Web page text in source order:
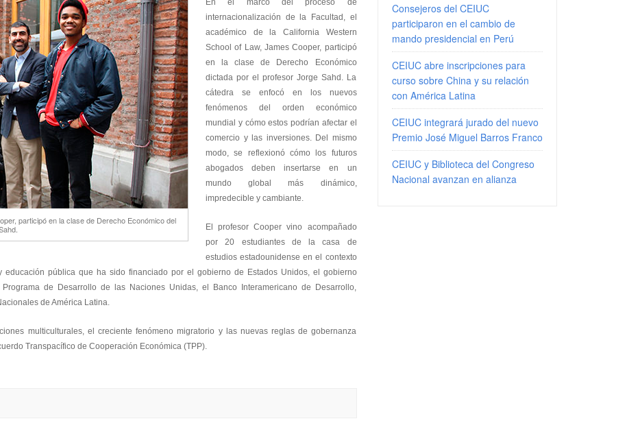
participó en la clase de Derecho Económico del
En el marco del proceso de
internacionalización de la Facultad, el
académico de la California Western
School of Law, James Cooper, participó
en la clase de Derecho Económico
dictada por el profesor Jorge Sahd. La
cátedra se enfocó en los nuevos
fenómenos del orden económico
mundial y cómo estos podrían afectar el
comercio y las inversiones. Del mismo
modo, se reflexionó cómo los futuros
abogados deben insertarse en un
mundo global más dinámico,
impredecible y cambiante.
El profesor Cooper vino acompañado
por 20 estudiantes de la casa de
estudios estadounidense en el contexto
pública que ha sido financiado por el gobierno de Estados Unidos, el gobierno
de Desarrollo de las Naciones Unidas, el Banco Interamericano de Desarrollo,
de América Latina.
multiculturales, el creciente fenómeno migratorio y las nuevas reglas de gobernanza
Transpacífico de Cooperación Económica (TPP).
Consejeros del CEIUC
participaron en el cambio de
mando presidencial en Perú
CEIUC abre inscripciones para
curso sobre China y su relación
con América Latina
CEIUC integrará jurado del nuevo
Premio José Miguel Barros Franco
CEIUC y Biblioteca del Congreso
Nacional avanzan en alianza